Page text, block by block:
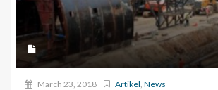
March 23, 2018 Artikel News